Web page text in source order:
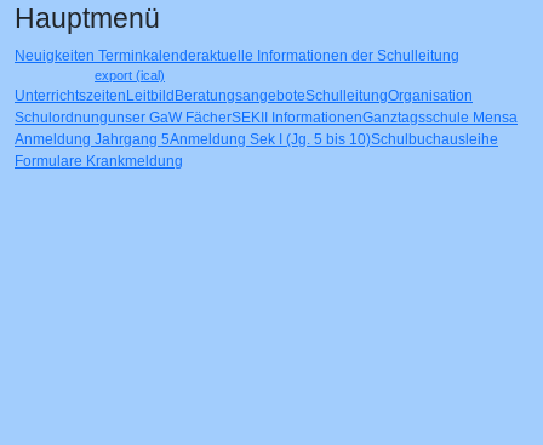
Hauptmenü
Neuigkeiten Terminkalender
export (ical)
aktuelle Informationen der Schulleitung
UnterrichtszeitenLeitbildBeratungsangeboteSchulleitungOrganisation
Schulordnungunser GaW FächerSEKII InformationenGanztagsschule Mensa
Anmeldung Jahrgang 5Anmeldung Sek I (Jg. 5 bis 10)Schulbuchausleihe
Formulare Krankmeldung